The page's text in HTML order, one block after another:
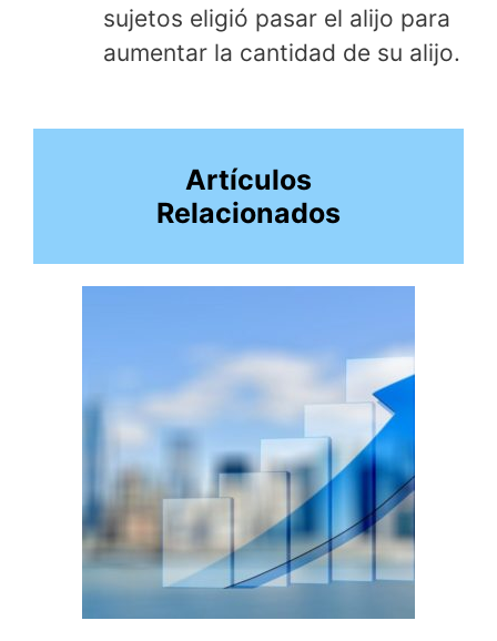
sujetos eligió pasar el alijo para
aumentar la cantidad de su alijo.
Artículos
Relacionados